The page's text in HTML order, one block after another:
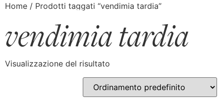
Home / Prodotti taggati “vendimia tardia”
vendimia tardia
Visualizzazione del risultato